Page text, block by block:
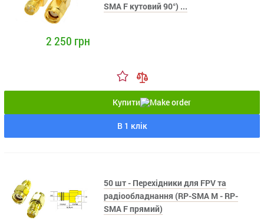
SMA F кутовий 90°) ...
2 250 грн
Купити
В 1 клік
50 шт - Перехідники для FPV та
радіообладнання (RP-SMA M - RP-
SMA F прямий)